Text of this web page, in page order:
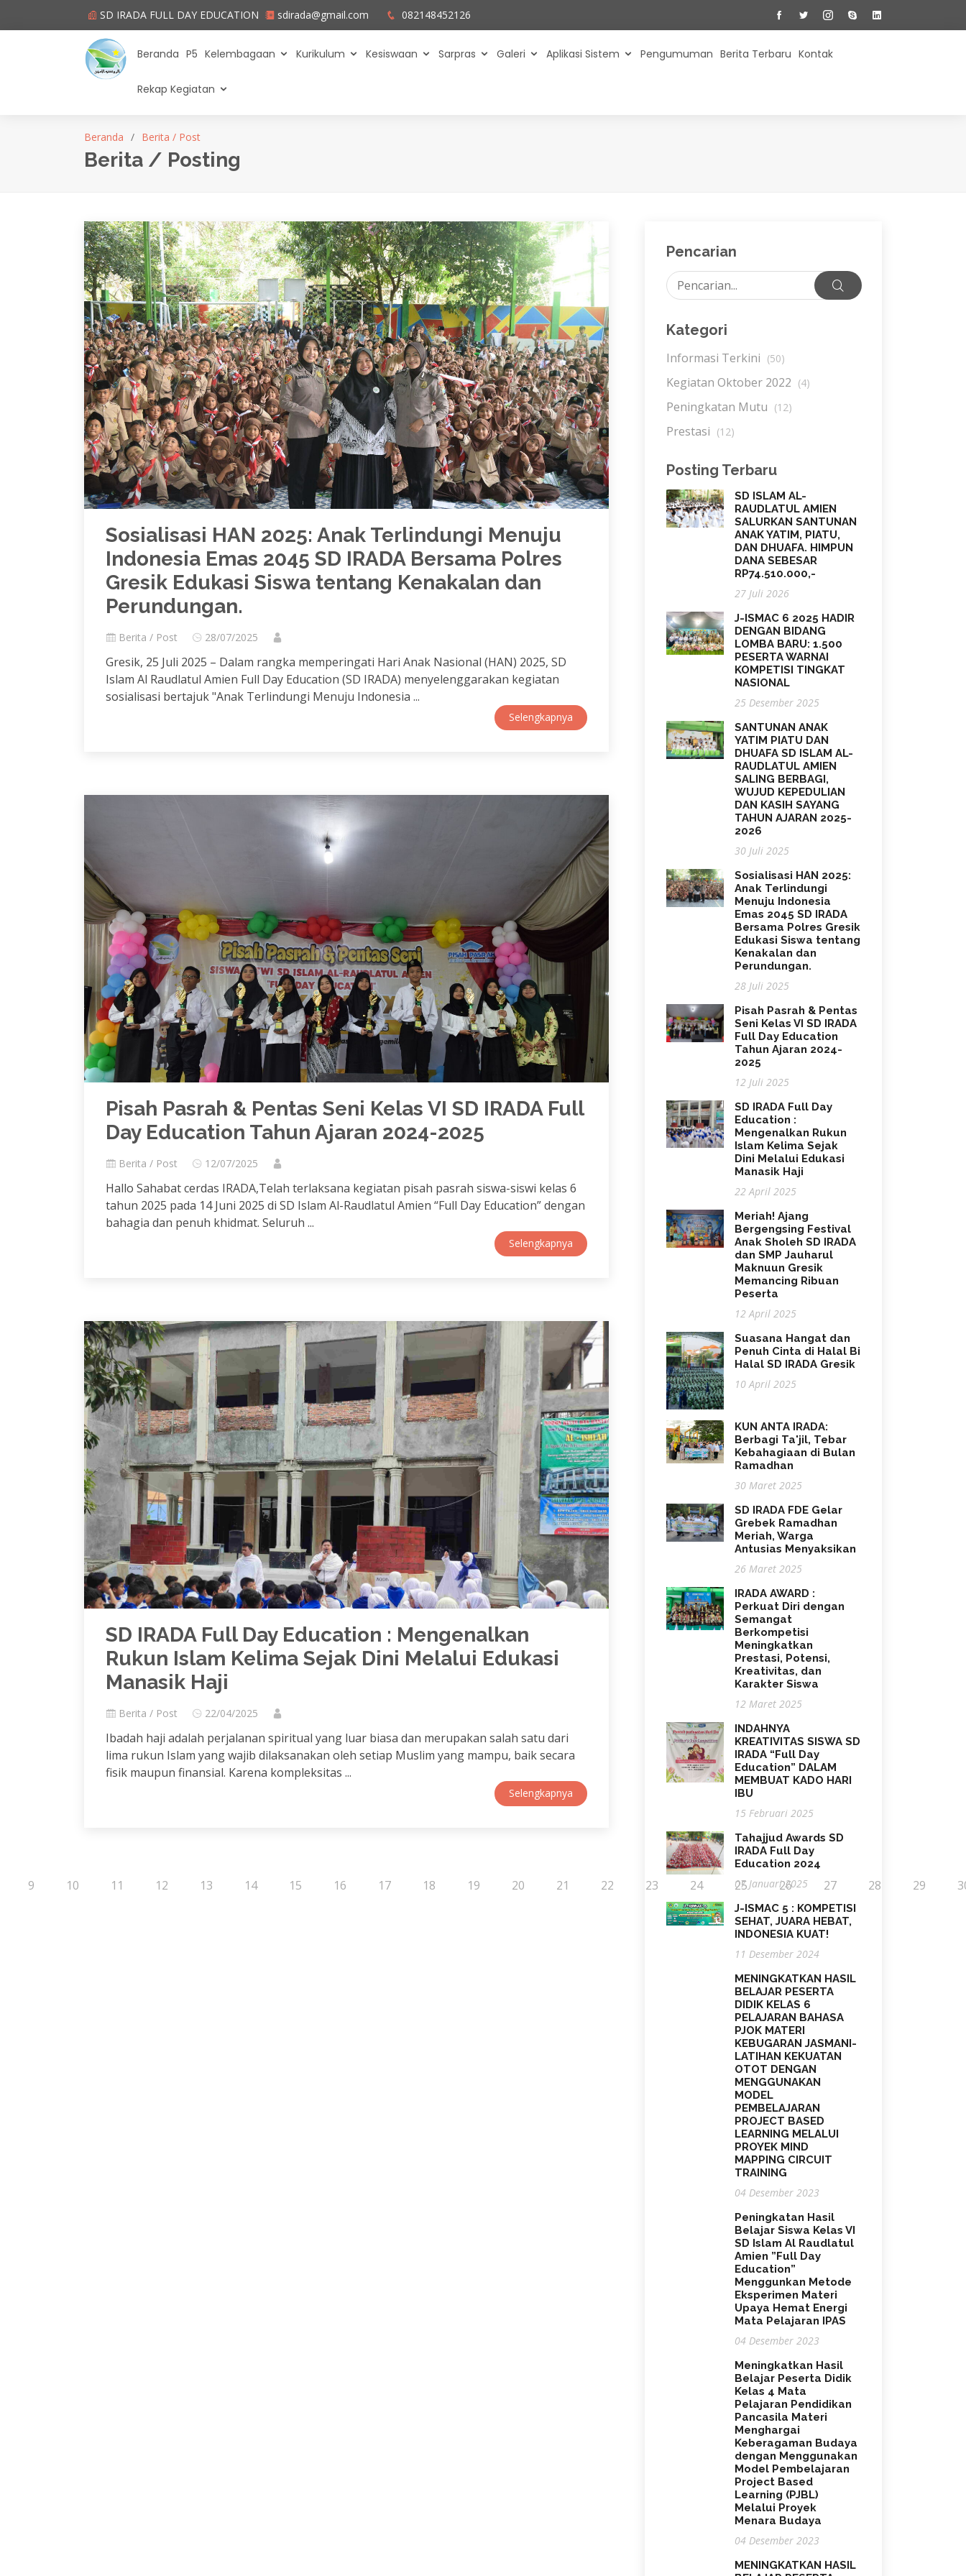
SD IRADA FULL DAY EDUCATION sdirada@gmail.com 082148452126
Beranda P5 Kelembagaan Kurikulum Kesiswaan Sarpras Galeri Aplikasi Sistem Pengumuman Berita Terbaru Kontak
Rekap Kegiatan
Beranda Berita / Post
Berita / Posting
Sosialisasi HAN 2025: Anak Terlindungi Menuju
Indonesia Emas 2045 SD IRADA Bersama Polres
Gresik Edukasi Siswa tentang Kenakalan dan
Perundungan.
Berita / Post 28/07/2025
Gresik, 25 Juli 2025 – Dalam rangka memperingati Hari Anak Nasional (HAN) 2025, SD
Islam Al Raudlatul Amien Full Day Education (SD IRADA) menyelenggarakan kegiatan
sosialisasi bertajuk "Anak Terlindungi Menuju Indonesia ...
Selengkapnya
Pisah Pasrah & Pentas Seni Kelas VI SD IRADA Full
Day Education Tahun Ajaran 2024-2025
Berita / Post 12/07/2025
Hallo Sahabat cerdas IRADA,Telah terlaksana kegiatan pisah pasrah siswa-siswi kelas 6
tahun 2025 pada 14 Juni 2025 di SD Islam Al-Raudlatul Amien “Full Day Education” dengan
bahagia dan penuh khidmat. Seluruh ...
Selengkapnya
SD IRADA Full Day Education : Mengenalkan
Rukun Islam Kelima Sejak Dini Melalui Edukasi
Manasik Haji
Berita / Post 22/04/2025
Ibadah haji adalah perjalanan spiritual yang luar biasa dan merupakan salah satu dari
lima rukun Islam yang wajib dilaksanakan oleh setiap Muslim yang mampu, baik secara
fisik maupun finansial. Karena kompleksitas ...
Selengkapnya
9 10 11 12 13 14 15 16 17 18 19 20 21 22 23 24 25 26 27 28 29
Pencarian
Kategori
Informasi Terkini (50)
Kegiatan Oktober 2022 (4)
Peningkatan Mutu (12)
Prestasi (12)
Posting Terbaru
SD ISLAM AL-
RAUDLATUL AMIEN
SALURKAN SANTUNAN
ANAK YATIM, PIATU,
DAN DHUAFA. HIMPUN
DANA SEBESAR
RP74.510.000,-
27 Juli 2026
J-ISMAC 6 2025 HADIR
DENGAN BIDANG
LOMBA BARU: 1.500
PESERTA WARNAI
KOMPETISI TINGKAT
NASIONAL
25 Desember 2025
SANTUNAN ANAK
YATIM PIATU DAN
DHUAFA SD ISLAM AL-
RAUDLATUL AMIEN
SALING BERBAGI,
WUJUD KEPEDULIAN
DAN KASIH SAYANG
TAHUN AJARAN 2025-
2026
30 Juli 2025
Sosialisasi HAN 2025:
Anak Terlindungi
Menuju Indonesia
Emas 2045 SD IRADA
Bersama Polres Gresik
Edukasi Siswa tentang
Kenakalan dan
Perundungan.
28 Juli 2025
Pisah Pasrah & Pentas
Seni Kelas VI SD IRADA
Full Day Education
Tahun Ajaran 2024-
2025
12 Juli 2025
SD IRADA Full Day
Education :
Mengenalkan Rukun
Islam Kelima Sejak
Dini Melalui Edukasi
Manasik Haji
22 April 2025
Meriah! Ajang
Bergengsing Festival
Anak Sholeh SD IRADA
dan SMP Jauharul
Maknuun Gresik
Memancing Ribuan
Peserta
12 April 2025
Suasana Hangat dan
Penuh Cinta di Halal Bi
Halal SD IRADA Gresik
10 April 2025
KUN ANTA IRADA:
Berbagi Ta'jil, Tebar
Kebahagiaan di Bulan
Ramadhan
30 Maret 2025
SD IRADA FDE Gelar
Grebek Ramadhan
Meriah, Warga
Antusias Menyaksikan
26 Maret 2025
IRADA AWARD :
Perkuat Diri dengan
Semangat
Berkompetisi
Meningkatkan
Prestasi, Potensi,
Kreativitas, dan
Karakter Siswa
12 Maret 2025
INDAHNYA
KREATIVITAS SISWA SD
IRADA “Full Day
Education” DALAM
MEMBUAT KADO HARI
IBU
15 Februari 2025
Tahajjud Awards SD
IRADA Full Day
Education 2024
07 Januari 2025
J-ISMAC 5 : KOMPETISI
SEHAT, JUARA HEBAT,
INDONESIA KUAT!
11 Desember 2024
MENINGKATKAN HASIL
BELAJAR PESERTA
DIDIK KELAS 6
PELAJARAN BAHASA
PJOK MATERI
KEBUGARAN JASMANI-
LATIHAN KEKUATAN
OTOT DENGAN
MENGGUNAKAN
MODEL
PEMBELAJARAN
PROJECT BASED
LEARNING MELALUI
PROYEK MIND
MAPPING CIRCUIT
TRAINING
04 Desember 2023
Peningkatan Hasil
Belajar Siswa Kelas VI
SD Islam Al Raudlatul
Amien ”Full Day
Education”
Menggunkan Metode
Eksperimen Materi
Upaya Hemat Energi
Mata Pelajaran IPAS
04 Desember 2023
Meningkatkan Hasil
Belajar Peserta Didik
Kelas 4 Mata
Pelajaran Pendidikan
Pancasila Materi
Menghargai
Keberagaman Budaya
dengan Menggunakan
Model Pembelajaran
Project Based
Learning (PJBL)
Melalui Proyek
Menara Budaya
04 Desember 2023
MENINGKATKAN HASIL